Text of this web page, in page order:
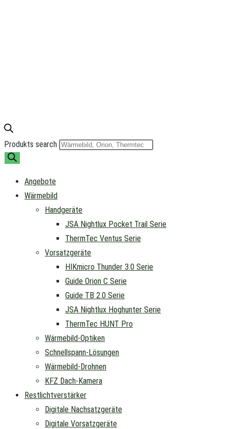
Produkts search
Angebote
Wärmebild
Handgeräte
JSA Nightlux Pocket Trail Serie
ThermTec Ventus Serie
Vorsatzgeräte
HIKmicro Thunder 3.0 Serie
Guide Orion C Serie
Guide TB 2.0 Serie
JSA Nightlux Hoghunter Serie
ThermTec HUNT Pro
Wärmebild-Optiken
Schnellspann-Lösungen
Wärmebild-Drohnen
KFZ Dach-Kamera
Restlichtverstärker
Digitale Nachsatzgeräte
Digitale Vorsatzgeräte